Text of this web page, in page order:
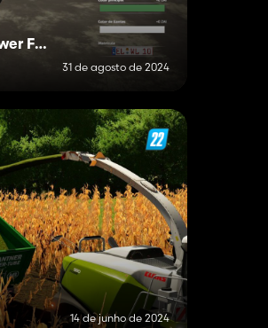
BRANTNER Z 18051/2 XXL Power Flex
31 de agosto de 2024
14 de junho de 2024